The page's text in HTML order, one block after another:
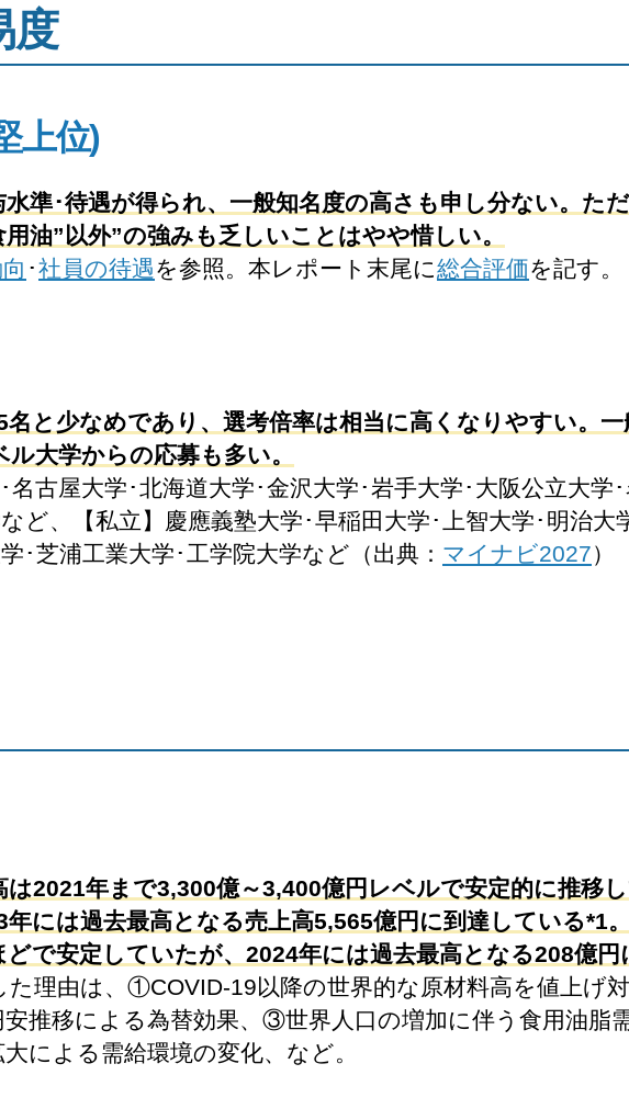
度
上位)
準･待遇が得られ、一般知名度の高さも申し分ない。た
油”以外”の強みも乏しいことはやや惜しい。
･社員の待遇を参照。本レポート末尾に総合評価を記す。
と少なめであり、選考倍率は相当に高くなりやすい。
大学からの応募も多い。
古屋大学･北海道大学･金沢大学･岩手大学･大阪公立大学
ど、【私立】慶應義塾大学･早稲田大学･上智大学･明治大
･芝浦工業大学･工学院大学など（出典： マイナビ2027）
2021年まで3,300億～3,400億円レベルで安定的に推移
には過去最高となる売上高5,565億円に到達している*1
で安定していたが、2024年には過去最高となる208億円
理由は、①COVID-19以降の世界的な原材料高を値上げ
推移による為替効果、③世界人口の増加に伴う食用油脂需
による需給環境の変化、など。